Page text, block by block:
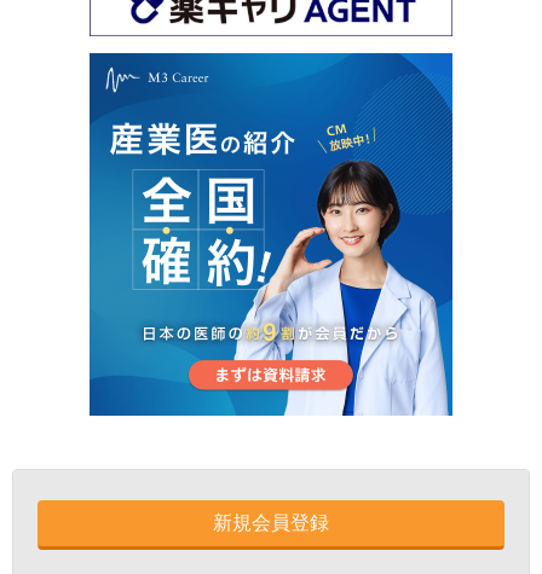
新規会員登録